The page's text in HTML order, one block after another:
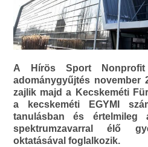
A Hírös Sport
adománygyűjtés november
zajlik majd a Kecskeméti
a kecskeméti EGYMI
tanulásban és értelmileg
spektrumzavarral élő
oktatásával foglalkozik.